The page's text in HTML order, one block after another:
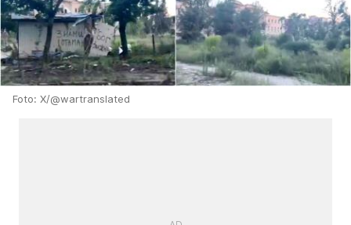
Foto: X/@wartranslated